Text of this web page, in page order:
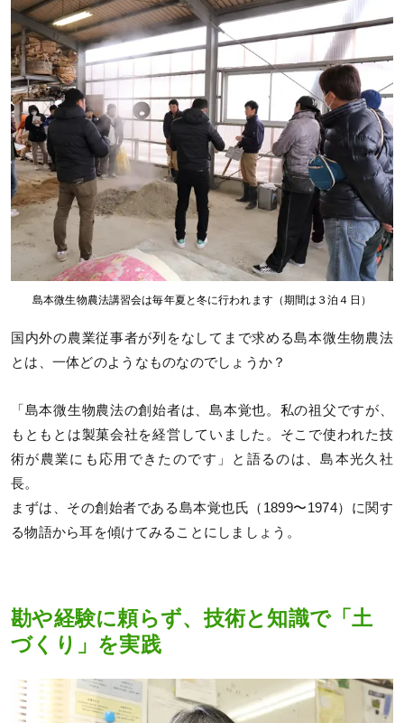
島本微生物農法講習会は毎年夏と冬に行われます（期間は３泊４日）
国内外の農業従事者が列をなしてまで求める島本微生物農法
とは、一体どのようなものなのでしょうか？
「島本微生物農法の創始者は、島本覚也。私の祖父ですが、
もともとは製菓会社を経営していました。そこで使われた技
術が農業にも応用できたのです」と語るのは、島本光久社
長。
まずは、その創始者である島本覚也氏（1899〜1974）に関す
る物語から耳を傾けてみることにしましょう。
勘や経験に頼らず、技術と知識で「土
づくり」を実践